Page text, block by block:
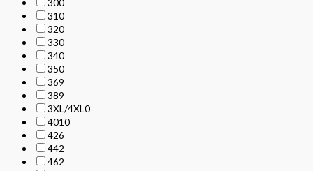
300
310
320
330
340
350
369
389
3XL/4XL0
4010
426
442
462